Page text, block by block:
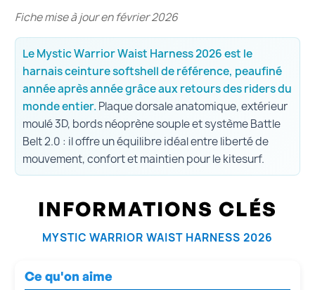
Fiche mise à jour en février 2026
Le Mystic Warrior Waist Harness 2026 est le
harnais ceinture softshell de référence, peaufiné
année après année grâce aux retours des riders du
monde entier.Plaque dorsale anatomique, extérieur
moulé 3D, bords néoprène souple et système Battle
Belt 2.0 : il offre un équilibre idéal entre liberté de
mouvement, confort et maintien pour le kitesurf.
INFORMATIONS CLÉS
MYSTIC WARRIOR WAIST HARNESS 2026
Ce qu'on aime